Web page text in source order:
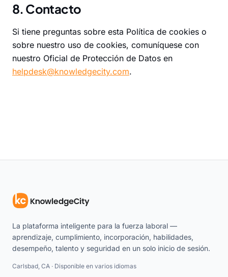
8. Contacto
Si tiene preguntas sobre esta Política de cookies o
sobre nuestro uso de cookies, comuníquese con
nuestro Oficial de Protección de Datos en
helpdesk@knowledgecity.com.
La plataforma inteligente para la fuerza laboral —
aprendizaje, cumplimiento, incorporación, habilidades,
desempeño, talento y seguridad en un solo inicio de sesión.
Carlsbad, CA · Disponible en varios idiomas